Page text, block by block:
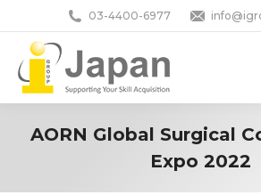
03-4400-6977
AORN Global Surgical
Expo 2022